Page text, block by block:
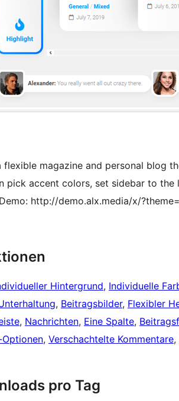
flexible magazine and personal blog
pick accent colors, set sidebar to
http://demo.alx.media/x/
Hintergrund, Individuelle
, Beitragsbilder, Flexibler
, Nachrichten, Eine Spalte,
, Verschachtelte Kommentare,
pro Tag